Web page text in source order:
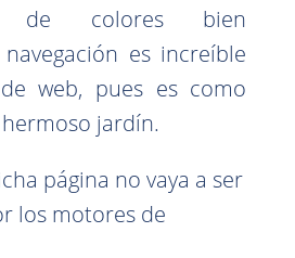
de colores bien
es increíble
web, pues es como
jardín.
página no vaya a ser
los motores de